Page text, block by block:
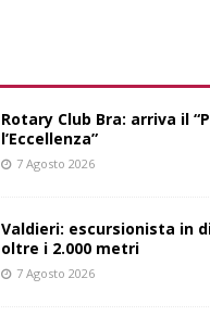
Rotary Club Bra: arriva il
l’Eccellenza”
7 Agosto 2026
Valdieri: escursionista in
oltre i 2.000 metri
7 Agosto 2026